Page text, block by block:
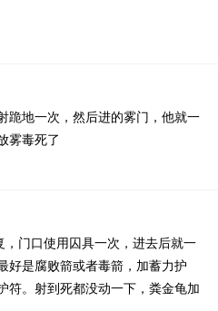
跪地一次，然后进的雾门，他就一
雾毒死了
门口使用囚具一次，进去后就一
好是腐败箭或者毒箭，加蓄力护
符。射到死都没动一下，粪金龟加